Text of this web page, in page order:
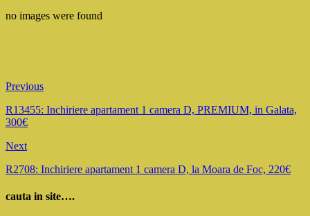
no images were found
Previous
R13455: Inchiriere apartament 1 camera D, PREMIUM, in Galata,
300€
Next
R2708: Inchiriere apartament 1 camera D, la Moara de Foc, 220€
cauta in site….